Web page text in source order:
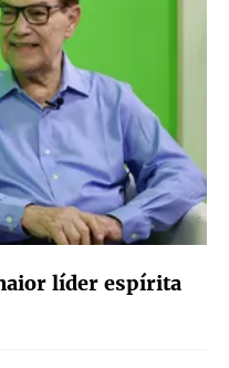
líder espírita